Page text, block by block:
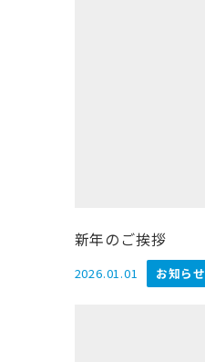
新年のご挨拶
投稿日
2026.01.01 お知らせ